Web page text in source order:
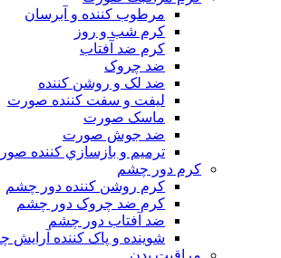
مرطوب کننده و آبرسان
کرم شب و روز
کرم ضد آفتاب
ضد چروک
ضد لک و روشن کننده
ليفت و سفت کننده صورت
ماسک صورت
ضد جوش صورت
ترميم و بازسازي کننده
کرم دور چشم
کرم روشن کننده دور چشم
کرم ضد چروک دور چشم
ضد آفتاب دور چشم
شوينده و پاک کننده آرايش